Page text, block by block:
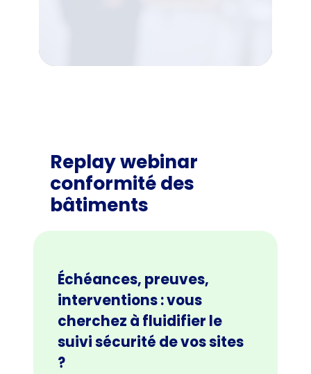
Replay webinar
conformité des
bâtiments
Échéances, preuves,
interventions : vous
cherchez à fluidifier le
suivi sécurité de vos sites
?